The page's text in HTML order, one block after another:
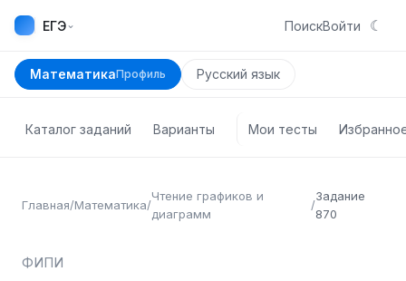
ЕГЭ⌄ ПоискВойти ☾
МатематикаПрофиль Русский язык
Каталог заданий Варианты Мои тесты
Главная/Математика/
Чтение графиков и
диаграмм
/
Задание
870
ФИПИ